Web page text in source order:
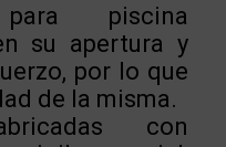
piscina
su apertura y
por lo que
de la misma.
con